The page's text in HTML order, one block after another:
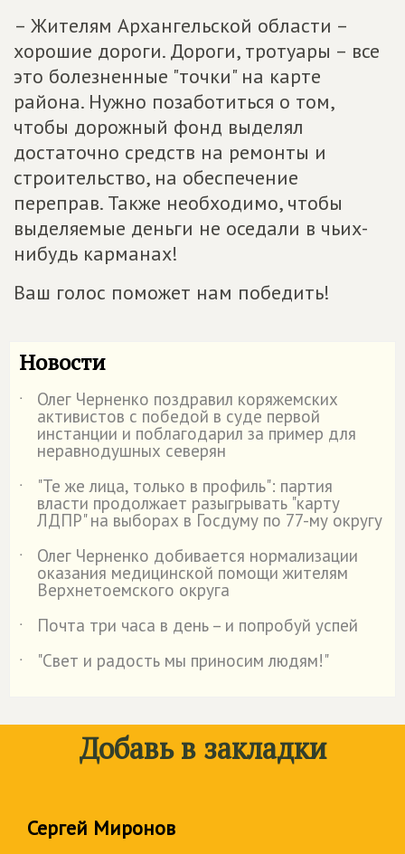
– Жителям Архангельской области –
хорошие дороги. Дороги, тротуары – все
это болезненные "точки" на карте
района. Нужно позаботиться о том,
чтобы дорожный фонд выделял
достаточно средств на ремонты и
строительство, на обеспечение
переправ. Также необходимо, чтобы
выделяемые деньги не оседали в чьих-
нибудь карманах!
Ваш голос поможет нам победить!
Новости
˙ Олег Черненко поздравил коряжемских
активистов с победой в суде первой
инстанции и поблагодарил за пример для
неравнодушных северян
˙
"Те же лица, только в профиль": партия
власти продолжает разыгрывать "карту
ЛДПР" на выборах в Госдуму по 77-му округу
˙
Олег Черненко добивается нормализации
оказания медицинской помощи жителям
Верхнетоемского округа
˙
Почта три часа в день – и попробуй успей
˙
"Свет и радость мы приносим людям!"
Добавь в закладки
Сергей Миронов